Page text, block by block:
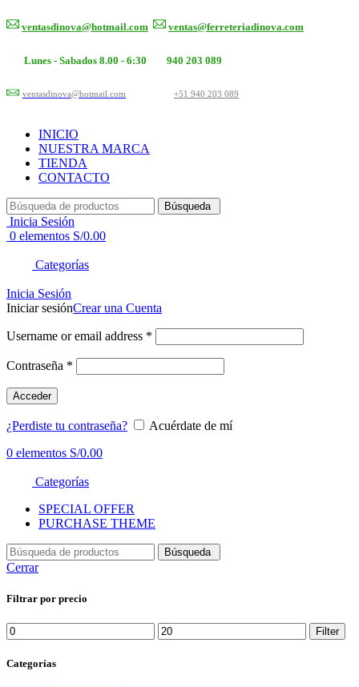
ventasdinova@hotmail.com ventas@ferreteriadinova.com
Lunes - Sabados 8.00 - 6:30 940 203 089
ventasdinova@hotmail.com +51 940 203 089
INICIO
NUESTRA MARCA
TIENDA
CONTACTO
Búsqueda
Inicia Sesión
0 elementos S/0.00
Categorías
Inicia Sesión
Iniciar sesiónCrear una Cuenta
Username or email address *
Contraseña *
Acceder
¿Perdiste tu contraseña?
Acuérdate de mí
0 elementos S/0.00
Categorías
SPECIAL OFFER
PURCHASE THEME
Búsqueda
Cerrar
Filtrar por precio
Min
price
Max
price
Filter
Categorías